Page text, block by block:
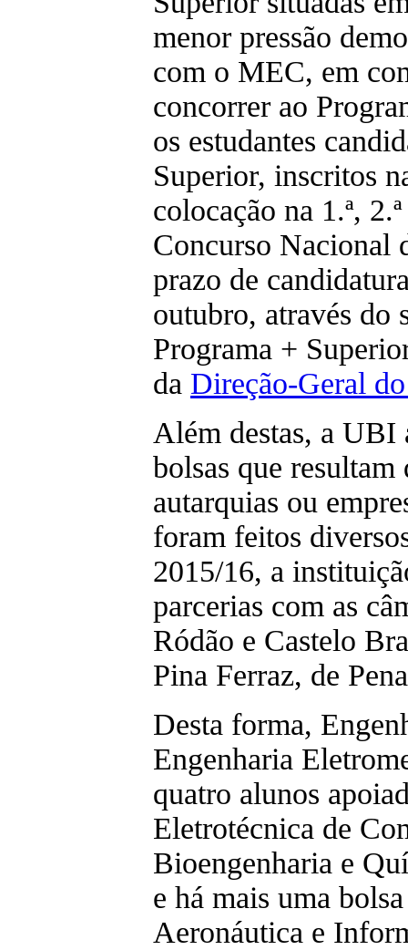
menor pressão
com o MEC, em
concorrer ao
os estudantes
Superior, inscritos
colocação na 1.ª,
Concurso Nacional
prazo de
outubro, através do
Programa +
da Direção-Geral
Além destas, a UBI
bolsas que
autarquias ou
foram feitos
2015/16, a
parcerias com as
Ródão e Castelo
Pina Ferraz, de
Desta forma,
Engenharia
quatro alunos
Eletrotécnica de
Bioengenharia e
e há mais uma
Aeronáutica e